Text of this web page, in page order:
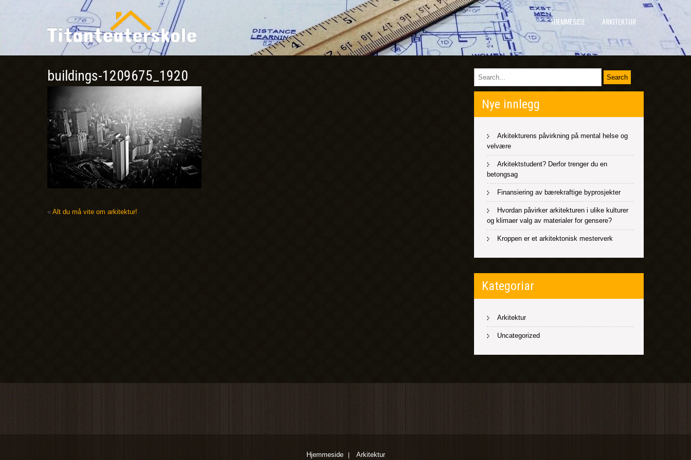
HJEMMESIDE ARKITEKTUR
buildings-1209675_1920
« Alt du må vite om arkitektur!
Nye innlegg
Arkitekturens påvirkning på mental helse og
velvære
Arkitektstudent? Derfor trenger du en
betongsag
Finansiering av bærekraftige byprosjekter
Hvordan påvirker arkitekturen i ulike kulturer
og klimaer valg av materialer for gensere?
Kroppen er et arkitektonisk mesterverk
Kategoriar
Arkitektur
Uncategorized
Hjemmeside Arkitektur